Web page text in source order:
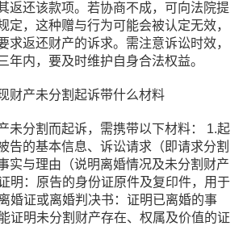
返还该款项。若协商不成，可向法院提
定，这种赠与行为可能会被认定无效，
求返还财产的诉求。需注意诉讼时效，
年内，要及时维护自身合法权益。
财产未分割起诉带什么材料
未分割而起诉，需携带以下材料： 1.起
告的基本信息、诉讼请求（即请求分割
实与理由（说明离婚情况及未分割财产
明：原告的身份证原件及复印件，用于
婚证或离婚判决书：证明已离婚的事
证明未分割财产存在、权属及价值的证